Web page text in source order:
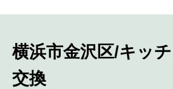
横浜市金沢区/キッ
交換